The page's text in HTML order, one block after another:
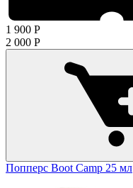
1 900 Р
2 000 Р
Попперс Boot Camp 25 мл